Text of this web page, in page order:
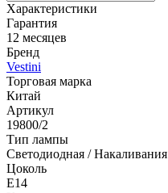
Характеристики
Гарантия
12 месяцев
Бренд
Vestini
Торговая марка
Китай
Артикул
19800/2
Тип лампы
Светодиодная / Накаливания
Цоколь
E14